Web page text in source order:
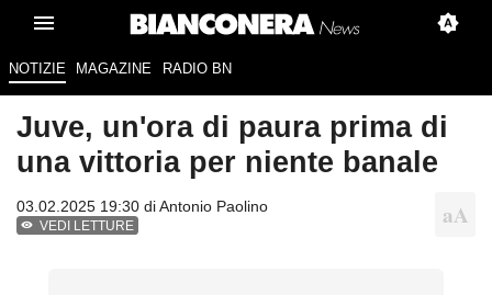
NOTIZIE MAGAZINE RADIO BN
Juve, un'ora di paura prima di
una vittoria per niente banale
03.02.2025 19:30 diAntonio Paolino
VEDI LETTURE